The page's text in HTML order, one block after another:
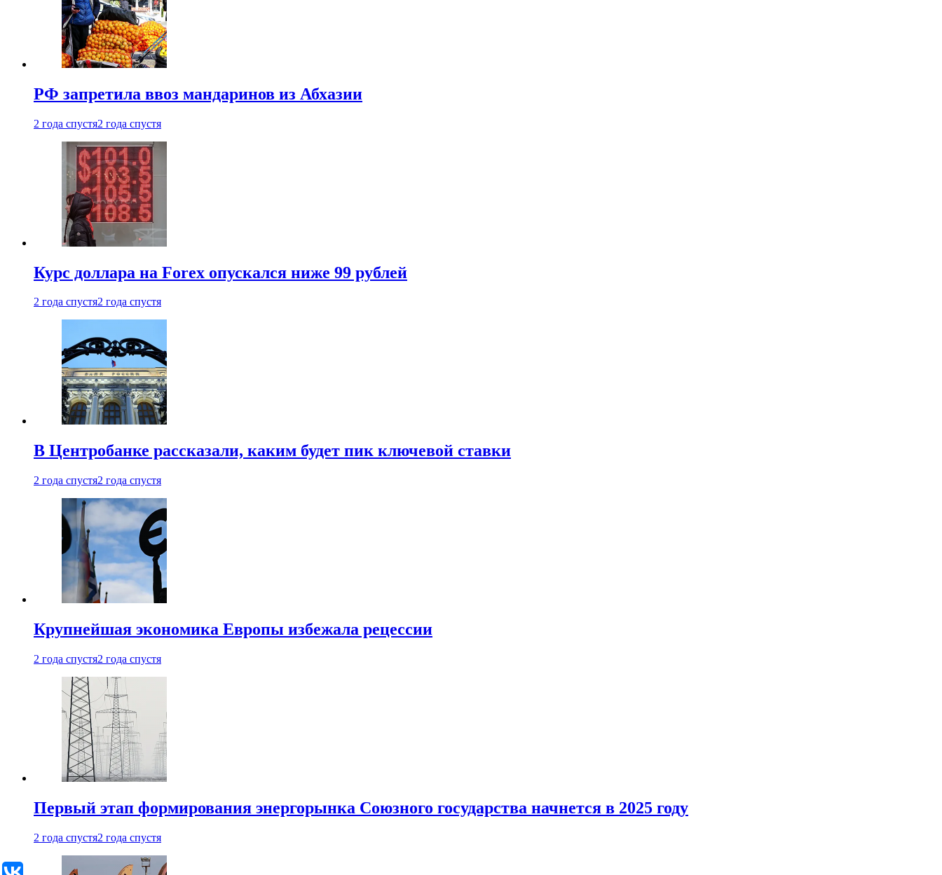
РФ запретила ввоз мандаринов из Абхазии
2 года спустя2 года спустя
Курс доллара на Forex опускался ниже 99 рублей
2 года спустя2 года спустя
В Центробанке рассказали, каким будет пик ключевой ставки
2 года спустя2 года спустя
Крупнейшая экономика Европы избежала рецессии
2 года спустя2 года спустя
Первый этап формирования энергорынка Союзного государства начнется в 2025 году
2 года спустя2 года спустя